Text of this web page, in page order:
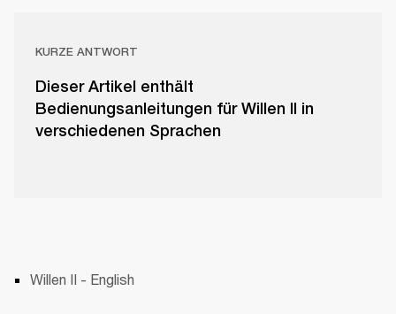
KURZE ANTWORT
Dieser Artikel enthält
Bedienungsanleitungen für Willen II in
verschiedenen Sprachen
Willen II - English